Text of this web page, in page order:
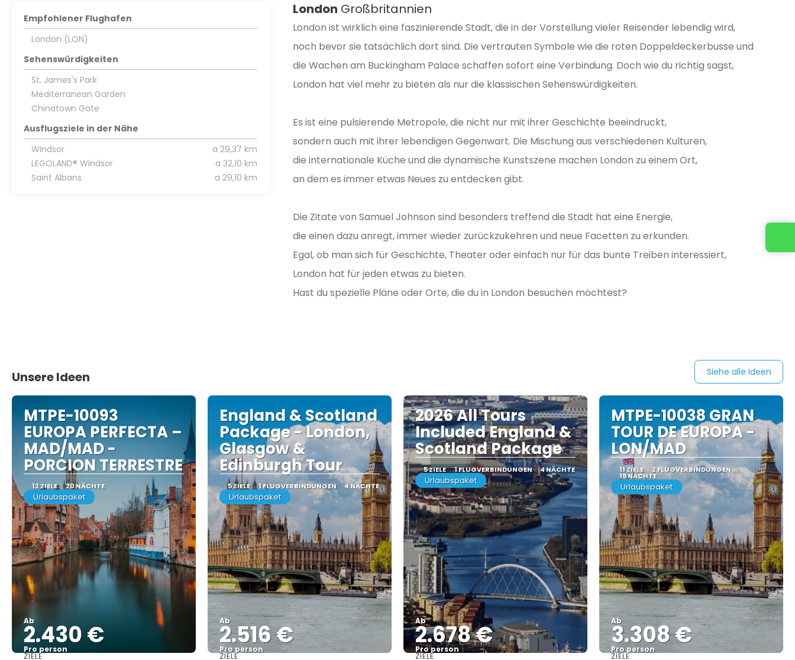
London Großbritannien
London ist wirklich eine faszinierende Stadt, die in der Vorstellung vieler Reisender lebendig wird,
noch bevor sie tatsächlich dort sind. Die vertrauten Symbole wie die roten Doppeldeckerbusse und
die Wachen am Buckingham Palace schaffen sofort eine Verbindung. Doch wie du richtig sagst,
London hat viel mehr zu bieten als nur die klassischen Sehenswürdigkeiten.
Es ist eine pulsierende Metropole, die nicht nur mit ihrer Geschichte beeindruckt,
sondern auch mit ihrer lebendigen Gegenwart. Die Mischung aus verschiedenen Kulturen,
die internationale Küche und die dynamische Kunstszene machen London zu einem Ort,
an dem es immer etwas Neues zu entdecken gibt.
Die Zitate von Samuel Johnson sind besonders treffend die Stadt hat eine Energie,
die einen dazu anregt, immer wieder zurückzukehren und neue Facetten zu erkunden.
Egal, ob man sich für Geschichte, Theater oder einfach nur für das bunte Treiben interessiert,
London hat für jeden etwas zu bieten.
Hast du spezielle Pläne oder Orte, die du in London besuchen möchtest?
Empfohlener Flughafen
London (LON)
Sehenswürdigkeiten
St. James's Park
Mediterranean Garden
Chinatown Gate
Ausflugsziele in der Nähe
Windsor
a 29,37 km
LEGOLAND® Windsor
a 32,10 km
Saint Albans
a 29,10 km
Unsere Ideen Siehe alle Ideen
MTPE-10093
EUROPA PERFECTA –
MAD/MAD -
PORCION TERRESTRE
12 ZIELE 20 NÄCHTE
Urlaubspaket
Ab
2.430 €
Pro person
ZIELE
England & Scotland
Package - London,
Glasgow &
Edinburgh Tour
5 ZIELE 1 FLUGVERBINDUNGEN 4 NÄCHTE
Urlaubspaket
Ab
2.516 €
Pro person
ZIELE
2026 All Tours
Included England &
Scotland Package
5 ZIELE 1 FLUGVERBINDUNGEN 4 NÄCHTE
Urlaubspaket
Ab
2.678 €
Pro person
ZIELE
MTPE-10038 GRAN
TOUR DE EUROPA -
LON/MAD
11 ZIELE 2 FLUGVERBINDUNGEN
19 NÄCHTE
Urlaubspaket
Ab
3.308 €
Pro person
ZIELE
Kontaktieren Sie uns